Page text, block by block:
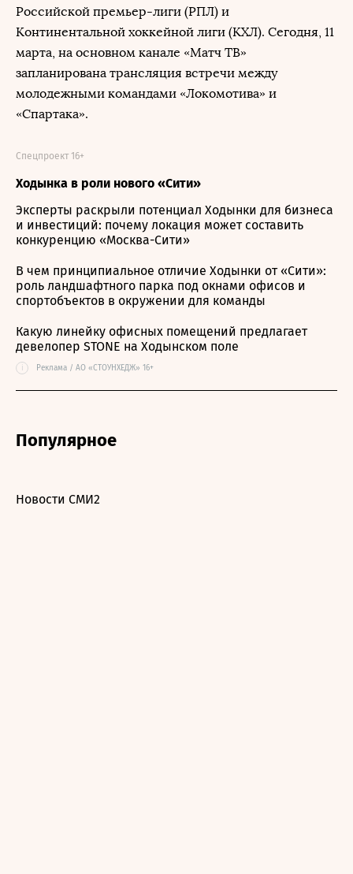
Российской премьер-лиги (РПЛ) и
Континентальной хоккейной лиги (КХЛ). Сегодня, 11
марта, на основном канале «Матч ТВ»
запланирована трансляция встречи между
молодежными командами «Локомотива» и
«Спартака».
Ходынка в роли нового «Сити»
Спецпроект 16+
Эксперты раскрыли потенциал Ходынки для бизнеса
и инвестиций: почему локация может составить
конкуренцию «Москва-Сити»
В чем принципиальное отличие Ходынки от «Сити»:
роль ландшафтного парка под окнами офисов и
спортобъектов в окружении для команды
Какую линейку офисных помещений предлагает
девелопер STONE на Ходынском поле
i Реклама / АО «СТОУНХЕДЖ» 16+
Популярное
Новости СМИ2